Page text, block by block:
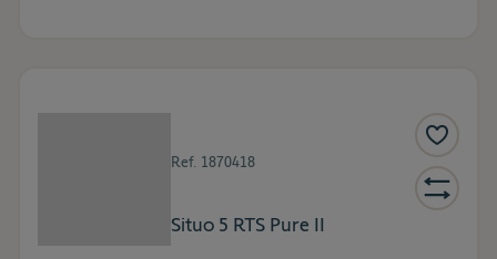
Ref. 1870418
Situo 5 RTS Pure II